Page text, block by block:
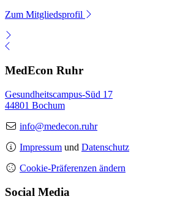
Zum Mitgliedsprofil
MedEcon Ruhr
Gesundheitscampus-Süd 17
44801 Bochum
info@medecon.ruhr
Impressum und Datenschutz
Cookie-Präferenzen ändern
Social Media